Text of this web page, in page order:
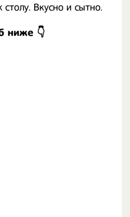
столу. Вкусно и сытно.
ниже 👇